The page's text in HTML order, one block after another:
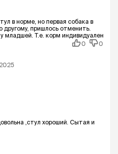
в норме, но первая собака в
другому, пришлось отменить.
младшей. Т.е. корм индивидуален
0
0
,стул хороший. Сытая и